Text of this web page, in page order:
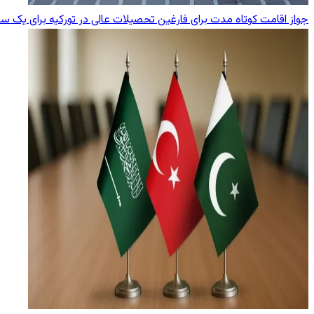
جواز اقامت کوتاه مدت برای فارغین تحصیلات عالی در تورکیه برای یک